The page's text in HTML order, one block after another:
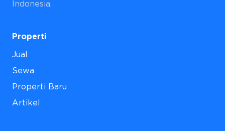
Indonesia.
Properti
Jual
Sewa
Properti Baru
Artikel